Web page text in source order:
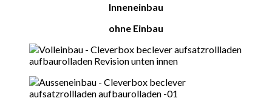
Inneneinbau
ohne Einbau